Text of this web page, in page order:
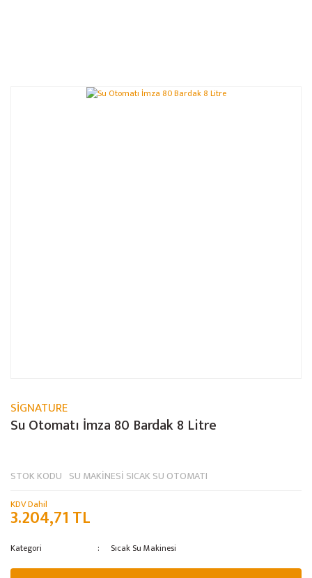
SİGNATURE
Su Otomatı İmza 80 Bardak 8 Litre
STOK KODU SU MAKİNESİ SICAK SU OTOMATI
KDV Dahil
3.204,71 TL
Kategori Sıcak Su Makinesi